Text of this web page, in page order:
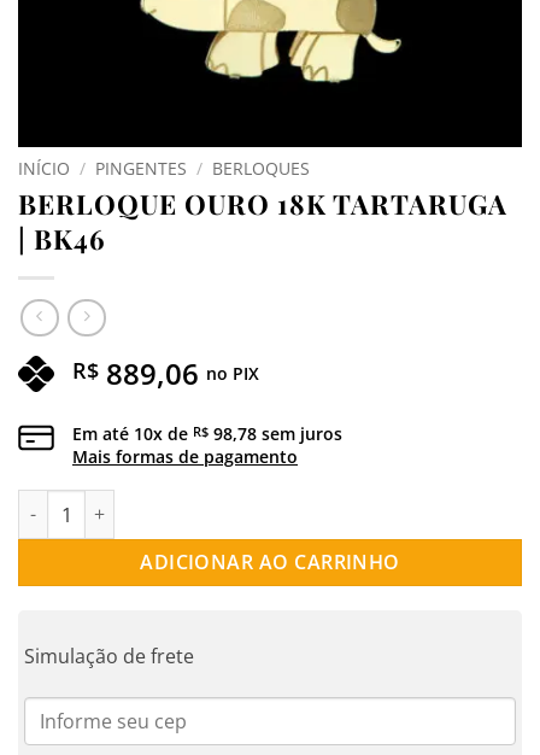
INÍCIO / PINGENTES / BERLOQUES
BERLOQUE OURO 18K TARTARUGA
| BK46
R$ 889,06 no PIX
Em até 10x de R$ 98,78 sem juros
Mais formas de pagamento
BERLOQUE OURO 18K TARTARUGA | BK46 quantidade
ADICIONAR AO CARRINHO
Simulação de frete